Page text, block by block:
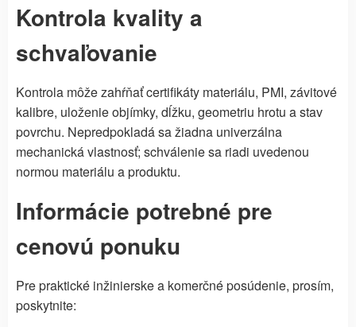
Kontrola kvality a
schvaľovanie
Kontrola môže zahŕňať certifikáty materiálu, PMI, závitové
kalibre, uloženie objímky, dĺžku, geometriu hrotu a stav
povrchu. Nepredpokladá sa žiadna univerzálna
mechanická vlastnosť; schválenie sa riadi uvedenou
normou materiálu a produktu.
Informácie potrebné pre
cenovú ponuku
Pre praktické inžinierske a komerčné posúdenie, prosím,
poskytnite: